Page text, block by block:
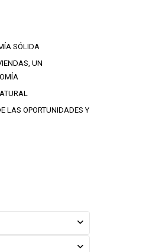
SÓLIDA
UN
LAS OPORTUNIDADES Y